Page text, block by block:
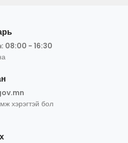
08:00 - 16:30
хэрэгтэй бол